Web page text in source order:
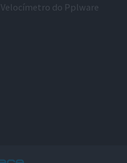
Velocímetro do Pplware